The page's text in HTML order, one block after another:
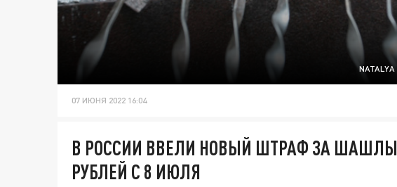
07 ИЮНЯ 2022 16:04
В РОССИИ ВВЕЛИ НОВЫЙ ШТРАФ ЗА
РУБЛЕЙ С 8 ИЮЛЯ